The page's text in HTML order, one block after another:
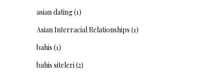
asian dating(1)
Asian Interracial Relationships (1)
bahis (1)
bahis siteleri(2)